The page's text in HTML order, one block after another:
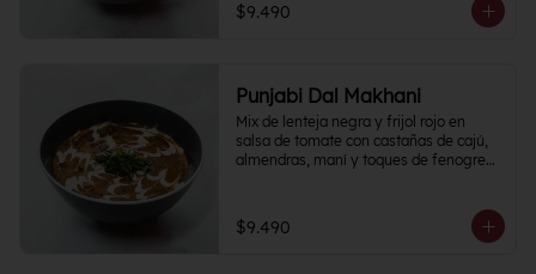
$9.490
Punjabi Dal Makhani
Mix de lenteja negra y frijol rojo en
salsa de tomate con castañas de cajú,
almendras, maní y toques de fenogreco
$9.490